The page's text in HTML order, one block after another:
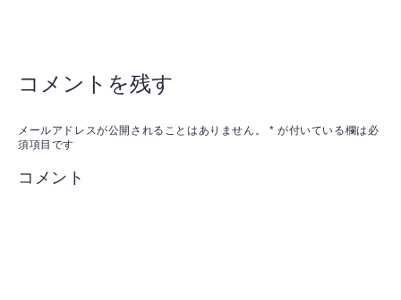
コメントを残す
メールアドレスが公開されることはありません。 * が付いている欄は必
須項目です
コメント